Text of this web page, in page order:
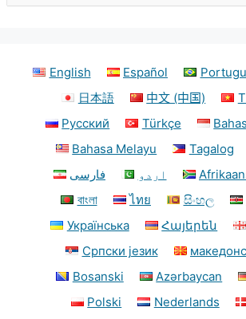
English Español
日本語
中文 (中国)
Русский
Türkçe
Bahasa Melayu
Tagalog
فارسی
اردو
বাংলা
ไทย සිංහල
Українська
Հայերեն
Српски језик
Bosanski
Azərbaycan
Polski
Nederlands